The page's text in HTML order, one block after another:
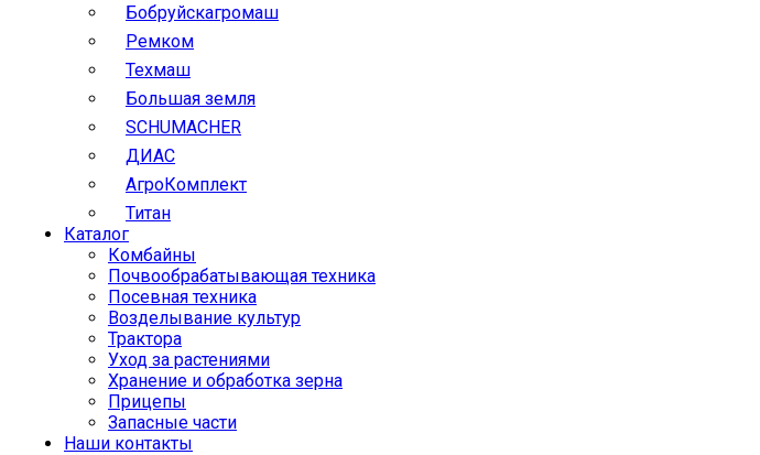
Бобруйскагромаш
Ремком
Техмаш
Большая земля
SCHUMACHER
ДИАС
АгроКомплект
Титан
Каталог
Комбайны
Почвообрабатывающая техника
Посевная техника
Возделывание культур
Трактора
Уход за растениями
Хранение и обработка зерна
Прицепы
Запасные части
Наши контакты